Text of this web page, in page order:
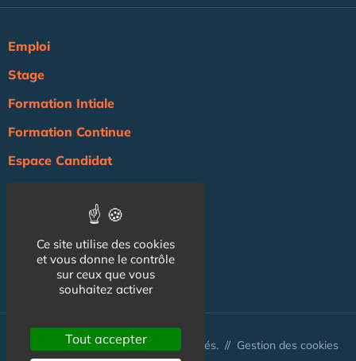
Emploi
Stage
Formation Intiale
Formation Continue
Espace Candidat
Agenda
NOS AUTRES SITES :
© Australis 2026 - Tous droits réservés. // Gestion des cookies
Ce site utilise des cookies
et vous donne le contrôle
sur ceux que vous
souhaitez activer
Tout accepter